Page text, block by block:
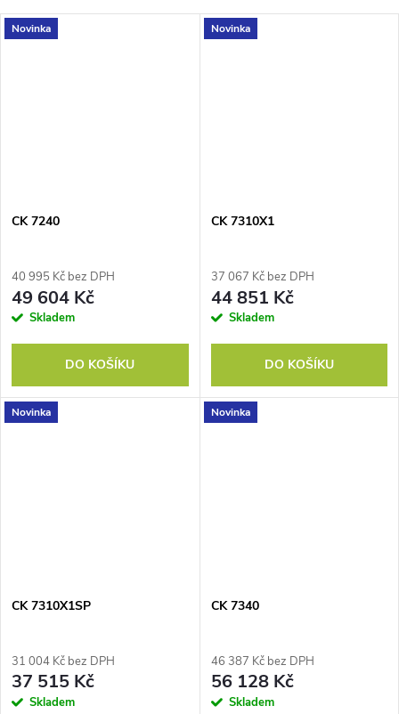
Novinka
CK 7240
40 995 Kč bez DPH
49 604 Kč
Skladem
DO KOŠÍKU
Novinka
CK 7310X1
37 067 Kč bez DPH
44 851 Kč
Skladem
DO KOŠÍKU
Novinka
CK 7310X1SP
31 004 Kč bez DPH
37 515 Kč
Skladem
Novinka
CK 7340
46 387 Kč bez DPH
56 128 Kč
Skladem